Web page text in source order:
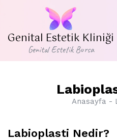
Genital Estetik Kliniği
Genital Estetik Bursa
Anasayfa
Labioplasti Nedir?